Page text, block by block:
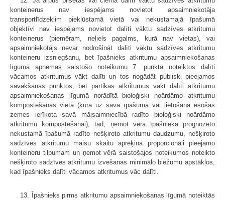
konteinerus nav iespējams novietot apsaimniekotāja
transportlīdzeklim piekļūstamā vietā vai nekustamajā īpašumā
objektīvi nav iespējams novietot dalīti vāktu sadzīves atkritumu
konteinerus (piemēram, neliels pagalms, kurā nav vietas), vai
apsaimniekotājs nevar nodrošināt dalīti vāktu sadzīves atkritumu
konteineru izsniegšanu, bet īpašnieks atkritumu apsaimniekošanas
līgumā apņemas saistošo noteikumu 7. punktā noteiktos dalīti
vācamos atkritumus vākt dalīti un tos nogādāt publiski pieejamos
savākšanas punktos, bet pārtikas atkritumus vākt dalīti atkritumu
apsaimniekošanas līgumā norādītā bioloģiski noārdāmo atkritumu
kompostēšanas vietā (kura uz savā īpašumā vai lietošanā esošas
zemes ierīkota savā mājsaimniecībā radīto bioloģiski noārdāmo
atkritumu kompostēšanai), tad, ņemot vērā īpašnieka prognozēto
nekustamā īpašumā radīto nešķiroto atkritumu daudzumu, nešķiroto
sadzīves atkritumu maisu skaitu aprēķina proporcionāli pieejamo
konteineru tilpumam un ņemot vērā saistošajos noteikumos noteikto
nešķiroto sadzīves atkritumu izvešanas minimālo biežumu apstākļos,
kad īpašnieks dalīti vācamos atkritumus vāc dalīti.
13. Īpašnieks pirms atkritumu apsaimniekošanas līgumā noteiktās